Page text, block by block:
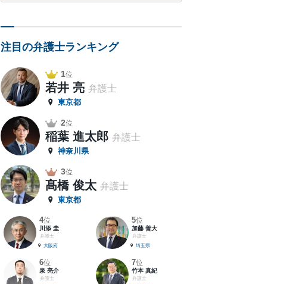
注目の弁護士ランキング
1位
若井 亮 弁護士
東京都
2位
稲葉 進太郎 弁護士
神奈川県
3位
髙橋 俊太 弁護士
東京都
4位
川添 圭
弁護士
大阪府
5位
加藤 善大
弁護士
埼玉県
6位
泉 亮介
弁護士
7位
竹本 真紀
弁護士